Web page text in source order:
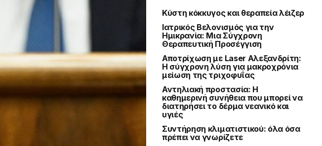
Κύστη κόκκυγος και θεραπεία λέιζερ
Ιατρικός Βελονισμός για την
Ημικρανία: Μια Σύγχρονη
Θεραπευτική Προσέγγιση
Αποτρίχωση με Laser Αλεξανδρίτη:
Η σύγχρονη λύση για μακροχρόνια
μείωση της τριχοφυΐας
Αντηλιακή προστασία: Η
καθημερινή συνήθεια που μπορεί να
διατηρήσει το δέρμα νεανικό και
υγιές
Συντήρηση κλιματιστικού: όλα όσα
πρέπει να γνωρίζετε